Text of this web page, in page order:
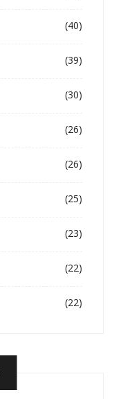
(40)
(39)
(30)
(26)
(26)
(25)
(23)
(22)
(22)